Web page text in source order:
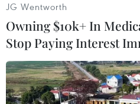
JG Wentworth
Owning $10k+ In
Stop Paying Interest